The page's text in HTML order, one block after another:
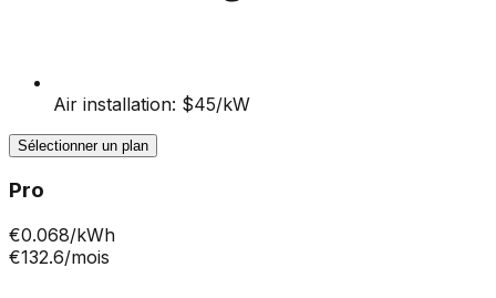
Air installation: $45/kW
Sélectionner un plan
Pro
€0.068/kWh
€132.6/mois